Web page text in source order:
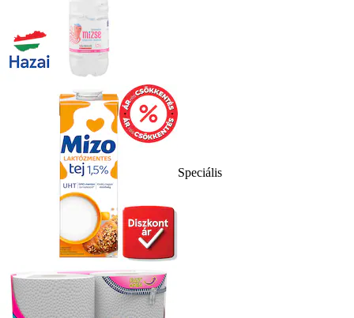
Speciális